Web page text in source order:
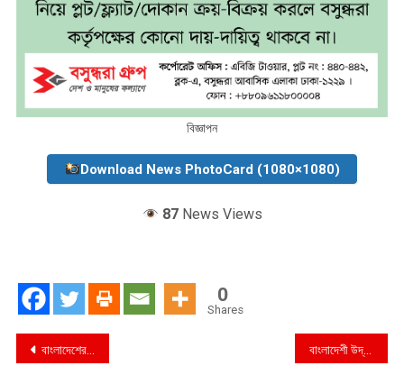
বিজ্ঞাপন
Download News PhotoCard (1080×1080)
87News Views
0
Shares
Post
বাংলাদেশের জলসীমায় চীনা জাহাজের জরিপ, নাখোশ ভারত বাংলাদেশী উদ্ধারকর্মী এবং চিকিৎসক নিয়ে তুরস্কে পৌছেছে বিমানবাহিনীর একটি দল